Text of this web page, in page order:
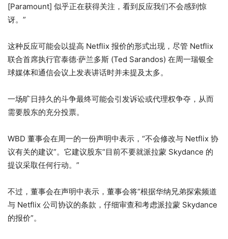
[Paramount] 似乎正在获得关注，看到反应我们不会感到惊
讶。”
这种反应可能会以提高 Netflix 报价的形式出现，尽管 Netflix
联合首席执行官泰德·萨兰多斯 (Ted Sarandos) 在周一瑞银全
球媒体和通信会议上发表讲话时并未提及太多。
一场旷日持久的斗争最终可能会引发诉讼或代理权争夺，从而
需要股东的充分投票。
WBD 董事会在周一的一份声明中表示，“不会修改与 Netflix 协
议有关的建议”。它建议股东“目前不要就派拉蒙 Skydance 的
提议采取任何行动。”
不过，董事会在声明中表示，董事会将“根据华纳兄弟探索频道
与 Netflix 公司协议的条款，仔细审查和考虑派拉蒙 Skydance
的报价”。